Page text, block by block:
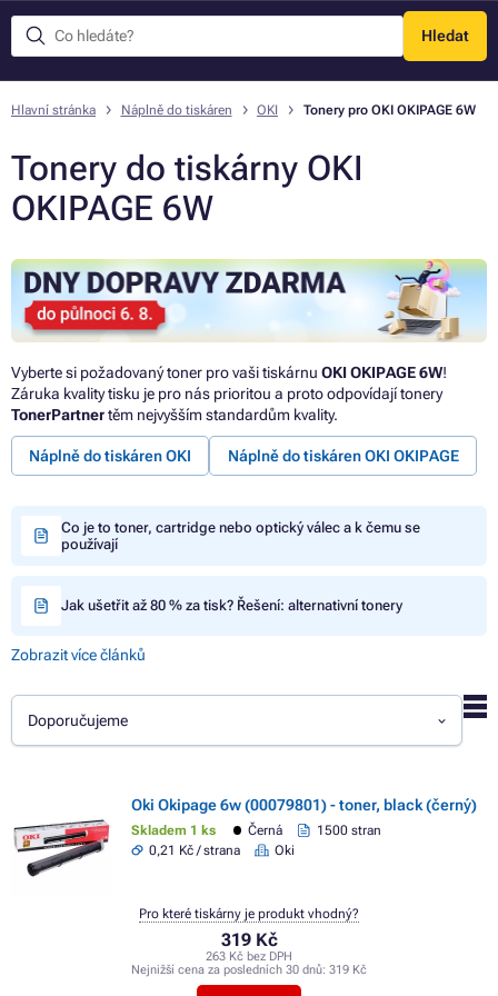
Hledat
Menu
Hlavní stránka Náplně do tiskáren OKI Tonery pro OKI OKIPAGE 6W
Tonery do tiskárny OKI
OKIPAGE 6W
Vyberte si požadovaný toner pro vaši tiskárnu OKI OKIPAGE 6W!
Záruka kvality tisku je pro nás prioritou a proto odpovídají tonery
TonerPartnertěm nejvyšším standardům kvality.
Náplně do tiskáren OKI Náplně do tiskáren OKI OKIPAGE
Co je to toner, cartridge nebo optický válec a k čemu se
používají
Jak ušetřit až 80 % za tisk? Řešení: alternativní tonery
Zobrazit více článků
Doporučujeme
Oki Okipage 6w (00079801) - toner, black (černý)
Skladem 1 ks Černá
1500 stran
0,21 Kč / strana
Oki
319 Kč
263 Kč bez DPH
Nejnižší cena za posledních 30 dnů: 319 Kč
Pro které tiskárny je produkt vhodný?